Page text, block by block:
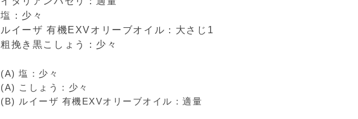
塩：少々
ルイーザ 有機EXVオリーブオイル：大さじ1
粗挽き黒こしょう：少々
(A) 塩：少々
(A) こしょう：少々
(B) ルイーザ 有機EXVオリーブオイル：適量